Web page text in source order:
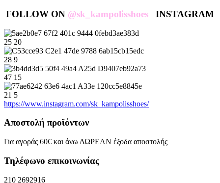
FOLLOW ΟΝ @sk_kampolisshoes INSTAGRAM
25 20
28 9
47 15
21 5
https://www.instagram.com/sk_kampolisshoes/
Αποστολή προϊόντων
Για αγοράς 60€ και άνω ΔΩΡΕΑΝ έξοδα αποστολής
Τηλέφωνο επικοινωνίας
210 2692916